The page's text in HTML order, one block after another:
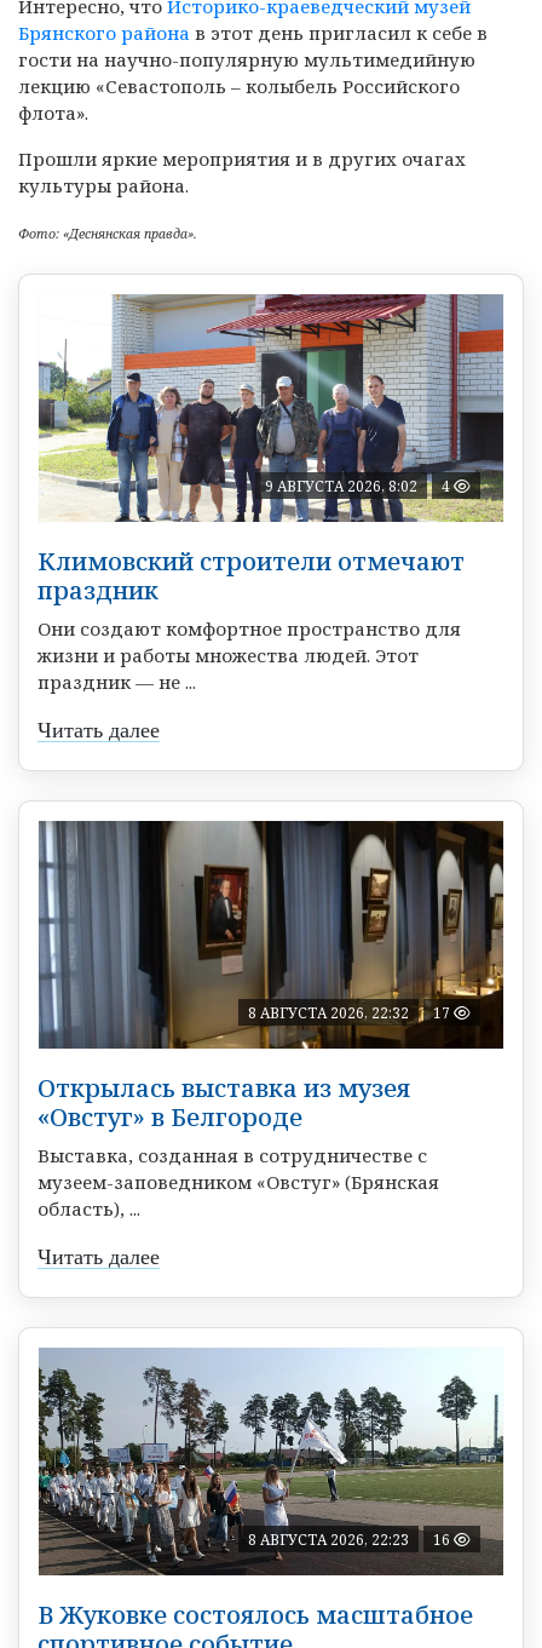
Интересно, что Историко-краеведческий музей
Брянского района в этот день пригласил к себе в
гости на научно-популярную мультимедийную
лекцию «Севастополь – колыбель Российского
флота».
Прошли яркие мероприятия и в других очагах
культуры района.
Фото: «Деснянская правда».
9 АВГУСТА 2026, 8:02 4
Климовский строители отмечают
праздник
Они создают комфортное пространство для
жизни и работы множества людей. Этот
праздник — не ...
Читать далее
8 АВГУСТА 2026, 22:32 17
Открылась выставка из музея
«Овстуг» в Белгороде
Выставка, созданная в сотрудничестве с
музеем-заповедником «Овстуг» (Брянская
область), ...
Читать далее
8 АВГУСТА 2026, 22:23 16
В Жуковке состоялось масштабное